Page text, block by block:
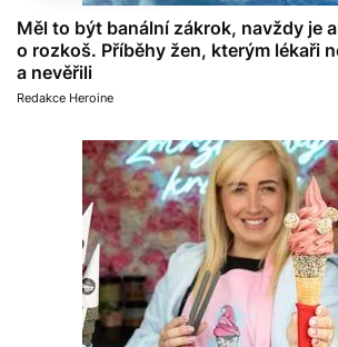
Měl to být banální zákrok, navždy je
o rozkoš. Příběhy žen, kterým lékaři
a nevěřili
Redakce Heroine